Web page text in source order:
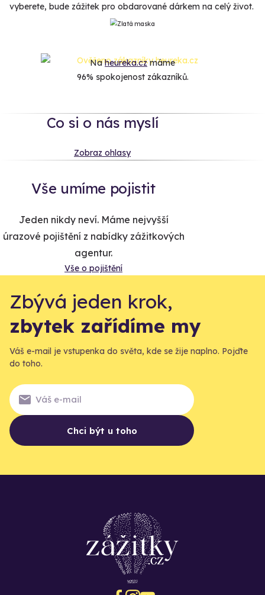
vyberete, bude zážitek pro obdarované dárkem na celý život.
Naheureka.czmáme
96% spokojenost zákazníků.
Co si o nás myslí
Zobraz ohlasy
Vše umíme pojistit
Jeden nikdy neví. Máme nejvyšší
úrazové pojištění z nabídky zážitkových
agentur.
Vše o pojištění
Zbývá jeden krok,
zbytek zařídíme my
Váš e-mail je vstupenka do světa, kde se žije naplno. Pojďte
do toho.
Chci být u toho